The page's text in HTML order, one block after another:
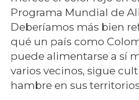
Programa Mundial de
Deberíamos más bien
qué un país como
puede alimentarse a sí
varios vecinos, sigue
hambre en sus